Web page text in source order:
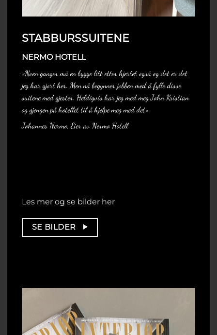
STABBURSSUITENE
NERMO HOTELL
«Noen ganger må en bygge litt etter hjertet også og det er det
jeg har gjort her. Men nå begynner jobben med å fylle disse
suitene med gjester. Heldigvis har jeg med meg John Kristian
og gjengen på hotellet til å hjelpe meg med det»
Johannes Nermo, Eier av Nermo Hotell
Les mer og se bilder her
SE BILDER